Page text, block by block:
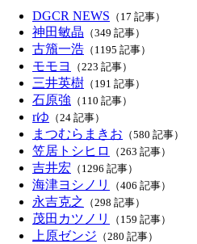
DGCR NEWS （17 記事）
神田敏晶 （349 記事）
古籏一浩 （1195 記事）
モモヨ （223 記事）
三井英樹 （191 記事）
石原強 （110 記事）
rゆ （24 記事）
まつむらまきお （580 記事）
笠居トシヒロ （263 記事）
吉井宏 （1296 記事）
海津ヨシノリ （406 記事）
永吉克之 （298 記事）
茂田カツノリ （159 記事）
上原ゼンジ （280 記事）